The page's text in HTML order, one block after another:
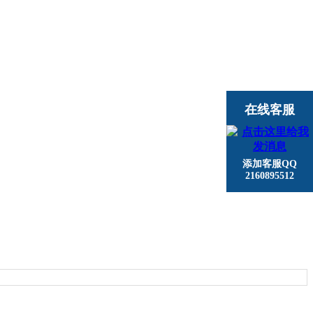
在线客服
添加客服QQ
2160895512